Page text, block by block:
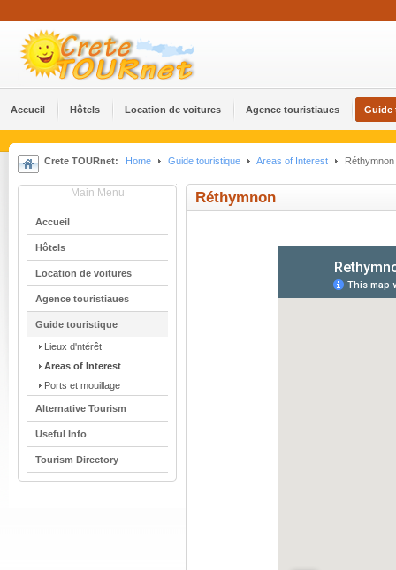
Accueil Hôtels Location de voitures Agence touristiaues Guide
Crete TOURnet: Home Guide touristique Areas of Interest Réthymnon
Main Menu
Accueil
Hôtels
Location de voitures
Agence touristiaues
Guide touristique
Lieux d'ntérêt
Areas of Interest
Ports et mouillage
Alternative Tourism
Useful Info
Tourism Directory
Réthymnon